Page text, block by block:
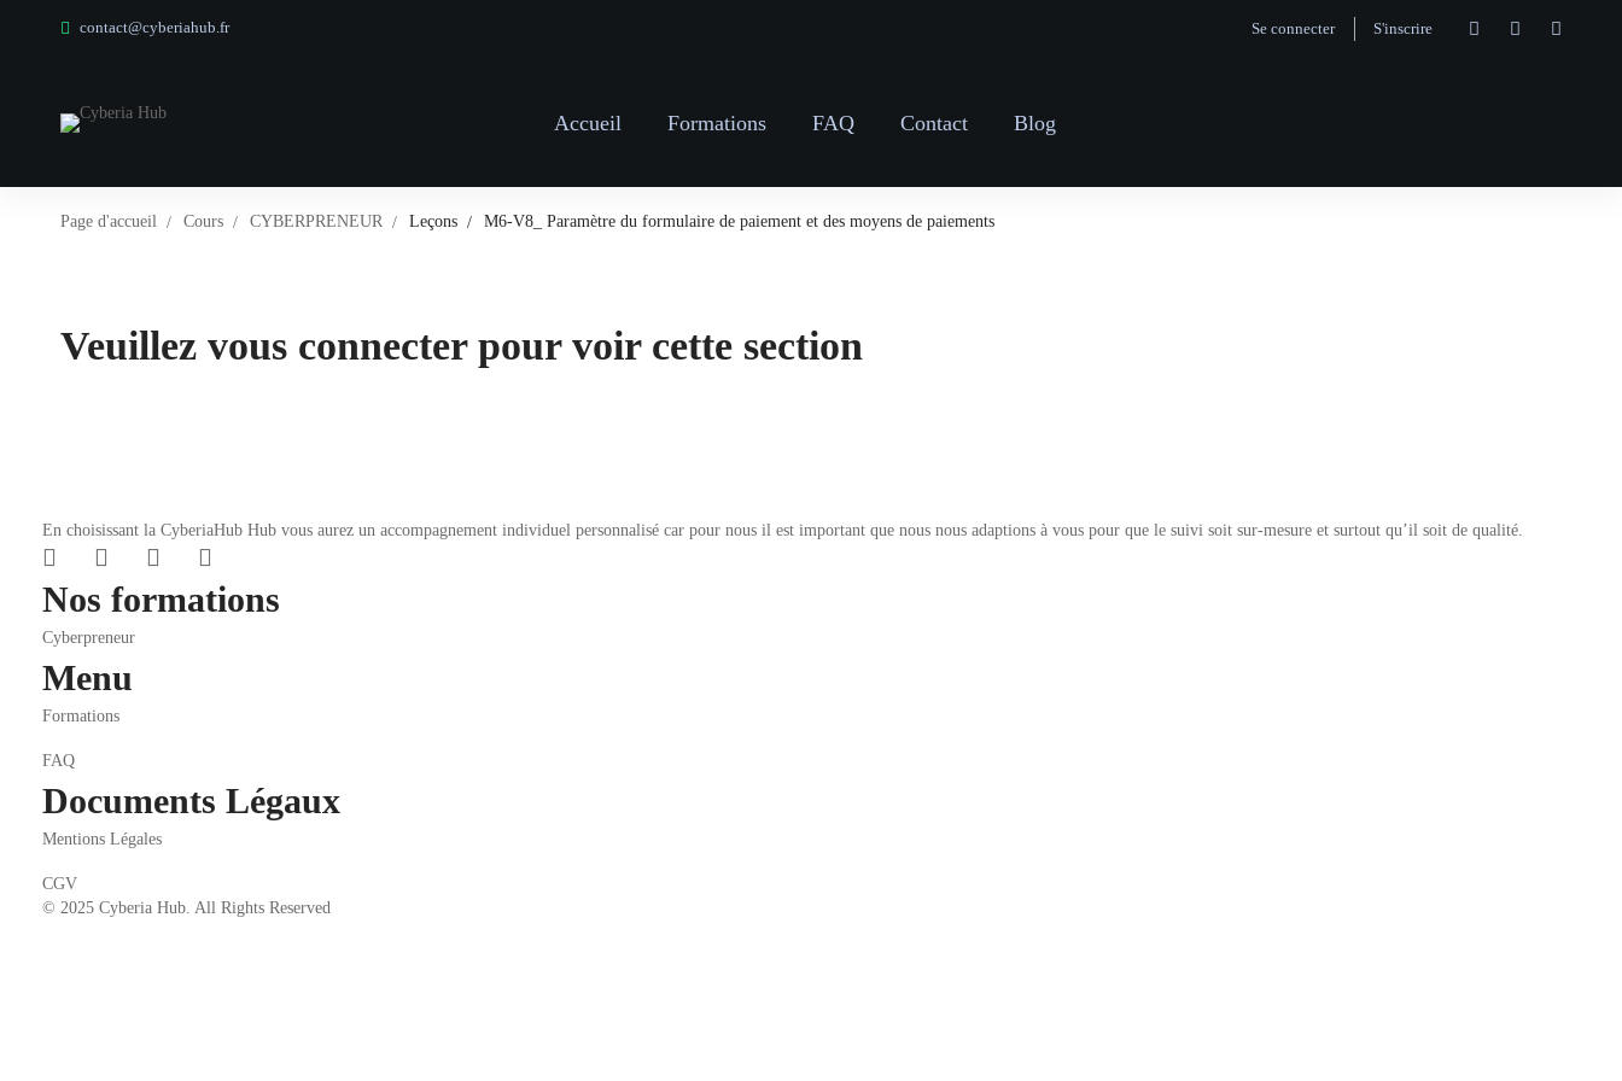
contact@cyberiahub.fr Se connecter S'inscrire
Accueil Formations FAQ Contact Blog
Page d'accueil Cours CYBERPRENEUR Leçons M6-V8_ Paramètre du formulaire de paiement et des moyens de paiements
Veuillez vous connecter pour voir cette section
En choisissant la CyberiaHub Hub vous aurez un accompagnement individuel personnalisé car pour nous il est important que nous nous adaptions à vous pour que le suivi soit sur-mesure et surtout qu’il soit de qualité.
Nos formations
Cyberpreneur
Menu
Formations
FAQ
Documents Légaux
Mentions Légales
CGV
© 2025 Cyberia Hub. All Rights Reserved